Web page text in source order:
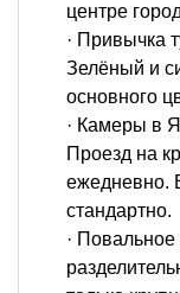
центре
· Привычка
Зелёный и
основного
· Камеры в
Проезд на
ежедневно.
стандартно.
·